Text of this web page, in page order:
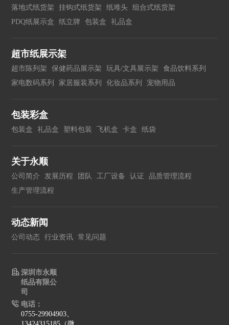
落地式纸货架 挂钩式纸货架 纸堆头 组合式纸货架
PDQ纸展示盒
纸立牌 包装盒 礼品盒
超市纸展示架
超市陈列架 保健药品展示架 玩具/文具展示架
食品饮料系列
家电数码系列
家居服装系列 化妆品系列 宠物用品
包装彩盒
包装盒 礼品盒 塑料包装 飞机盒 卡盒 纸袋
关于永顺
公司简介 发展历程 团队 工厂设备 认证
品质管理流程
生产管理流程
动态新闻
公司动态 行业资讯 常见问题
深圳市永顺
纸品有限公
司
电话：
0755-29904903、
13424315185（微